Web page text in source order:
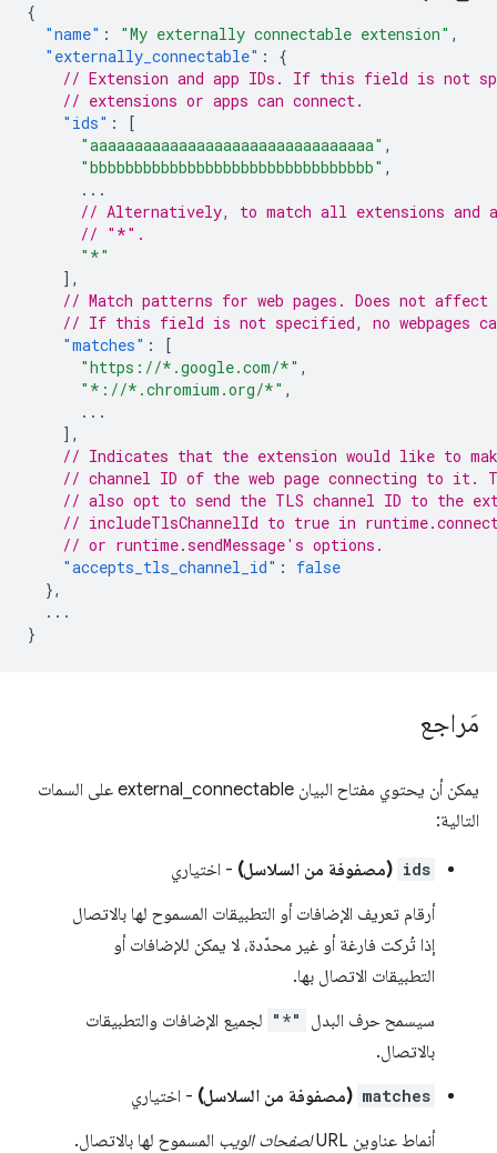
{
"name" : "My externally connectable extension" ,
"externally_connectable" :
{
// Extension and app IDs. If this field is not
// extensions or apps can connect.
"ids" :
[
"aaaaaaaaaaaaaaaaaaaaaaaaaaaaaaaa" ,
"bbbbbbbbbbbbbbbbbbbbbbbbbbbbbbbb" ,
...
// Alternatively, to match all extensions and
// "*".
"*"
],
// Match patterns for web pages. Does not
// If this field is not specified, no webpages
"matches" :
[
"https://*.google.com/*" ,
"*://*.chromium.org/*" ,
...
],
// Indicates that the extension would like to
// channel ID of the web page connecting to it.
// also opt to send the TLS channel ID to the
// includeTlsChannelId to true in
// or runtime.sendMessage's options.
"accepts_tls_channel_id" :
false
},
...
}
مَراجع
يمكن أن يحتوي مفتاح البيان external_connectable على السمات
التالية:
ids (مصفوفة من السلاسل) - اختياري
أرقام تعريف الإضافات أو التطبيقات المسموح لها بالاتصال
إذا تُركت فارغة أو غير محدّدة، لا يمكن للإضافات أو
التطبيقات الاتصال بها.
سيسمح حرف البدل
"*" لجميع الإضافات والتطبيقات
بالاتصال.
matches (مصفوفة من السلاسل) - اختياري
أنماط عناوين URL
لصفحات الويب المسموح لها بالاتصال.